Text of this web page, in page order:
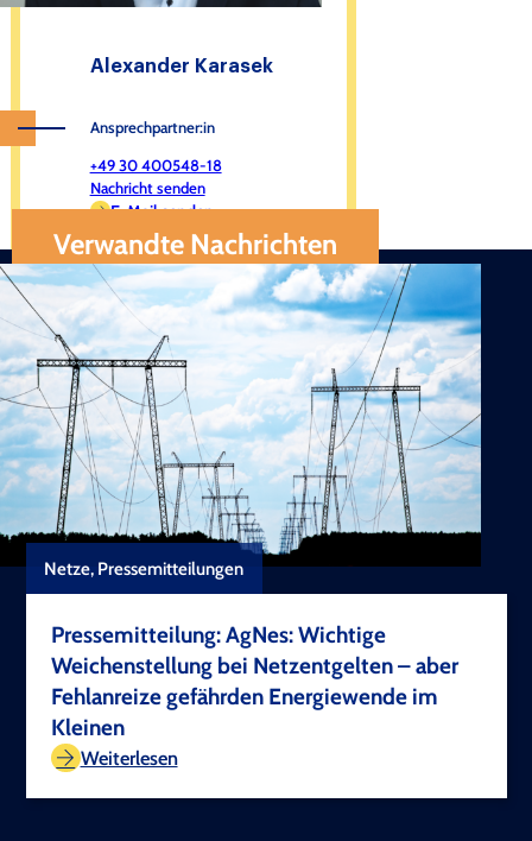
Alexander Karasek
Ansprechpartner:in
+49 30 400548-18
Nachricht senden
E-Mail senden
Verwandte Nachrichten
Netze, Pressemitteilungen
Pressemitteilung: AgNes: Wichtige
Weichenstellung bei Netzentgelten – aber
Fehlanreize gefährden Energiewende im
Kleinen
Weiterlesen